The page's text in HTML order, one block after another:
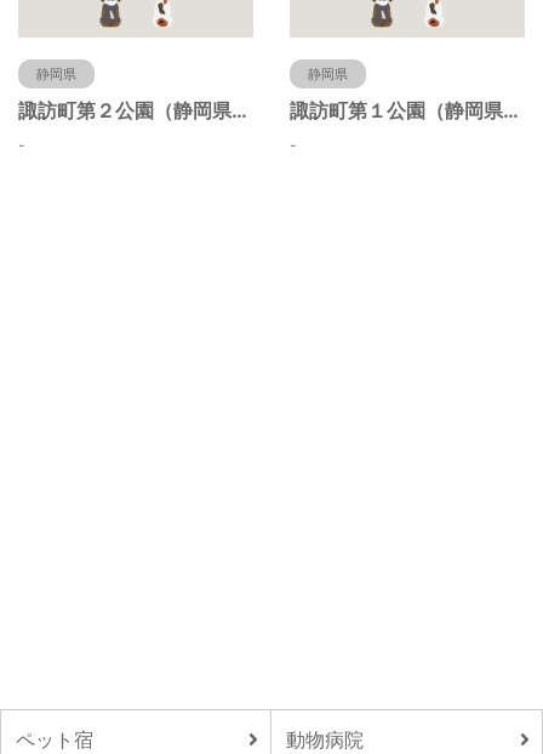
静岡県
諏訪町第２公園（静岡県静岡市）
-
静岡県
諏訪町第１公園（静岡県静岡市）
-
ペット宿 動物病院